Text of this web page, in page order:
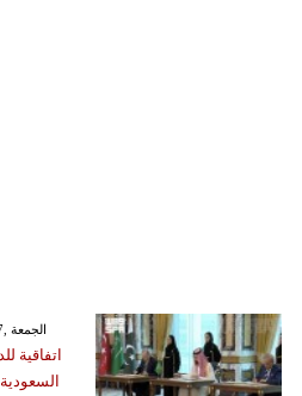
GMT 19:47 1970 الجمعة ,07 آب / أغسطس
اتفاقية